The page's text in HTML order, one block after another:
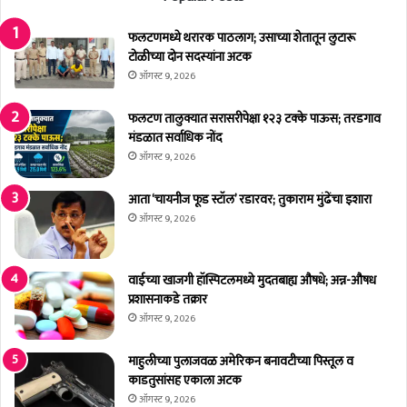
र्फ
त
दि
वे
आ
ग
र
ये
थे
का
र्य
शा
ळा
ण्या
सा
ठी
स
र्व
मि
ळू
न
का
म
क
या
–
शा
ले
य
शि
क्ष
ण
मं
फलटणमध्ये थरारक पाठलाग; उसाच्या शेतातून लुटारू
टोळीच्या दोन सदस्यांना अटक
ऑगस्ट 9, 2026
फलटण तालुक्यात सरासरीपेक्षा १२३ टक्के पाऊस; तरडगाव
मंडळात सर्वाधिक नोंद
ऑगस्ट 9, 2026
आता ‘चायनीज फूड स्टॉल’ रडारवर; तुकाराम मुंढेंचा इशारा
ऑगस्ट 9, 2026
वाईच्या खाजगी हॉस्पिटलमध्ये मुदतबाह्य औषधे; अन्न-औषध
प्रशासनाकडे तक्रार
ऑगस्ट 9, 2026
माहुलीच्या पुलाजवळ अमेरिकन बनावटीच्या पिस्तूल व
काडतुसांसह एकाला अटक
ऑगस्ट 9, 2026